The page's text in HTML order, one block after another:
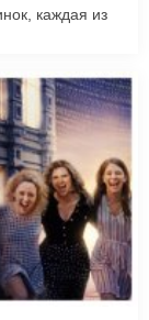
каждая из